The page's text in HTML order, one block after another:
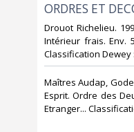
‎ORDRES ET
‎Drouot Richelieu.
Intérieur frais. Env.
Classification Dewey
‎Maîtres Audap,
Esprit. Ordre des
Etranger...